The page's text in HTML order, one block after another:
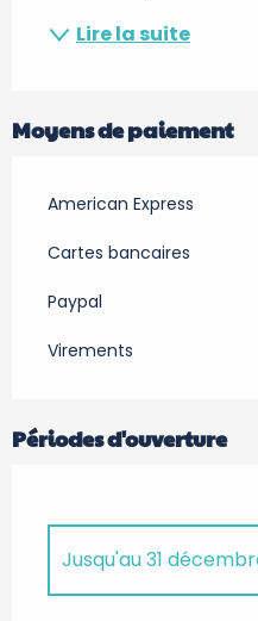
Lire la suite
Moyens de paiement
American Express
Cartes bancaires
Paypal
Virements
Périodes d'ouverture
Jusqu'au31